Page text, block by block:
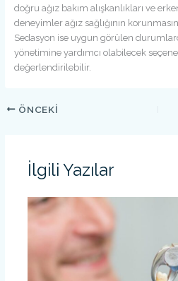
doğru ağız bakım alışkanlıkları ve
deneyimler ağız sağlığının
Sedasyon ise uygun görülen
yönetimine yardımcı olabilecek
değerlendirilebilir.
ÖNCEKI
İlgili Yazılar